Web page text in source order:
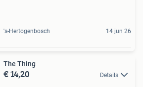
's-Hertogenbosch 14 jun 26
The Thing
€ 14,20 Details